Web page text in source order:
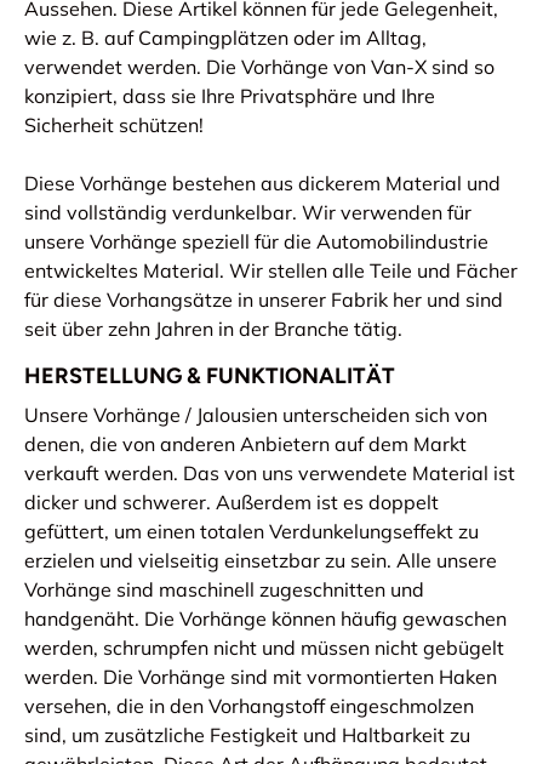
Aussehen. Diese Artikel können für jede Gelegenheit,
wie z. B. auf Campingplätzen oder im Alltag,
verwendet werden. Die Vorhänge von Van-X sind so
konzipiert, dass sie Ihre Privatsphäre und Ihre
Sicherheit schützen!
Diese Vorhänge bestehen aus dickerem Material und
sind vollständig verdunkelbar. Wir verwenden für
unsere Vorhänge speziell für die Automobilindustrie
entwickeltes Material. Wir stellen alle Teile und Fächer
für diese Vorhangsätze in unserer Fabrik her und sind
seit über zehn Jahren in der Branche tätig.
HERSTELLUNG & FUNKTIONALITÄT
Unsere Vorhänge / Jalousien unterscheiden sich von
denen, die von anderen Anbietern auf dem Markt
verkauft werden. Das von uns verwendete Material ist
dicker und schwerer. Außerdem ist es doppelt
gefüttert, um einen totalen Verdunkelungseffekt zu
erzielen und vielseitig einsetzbar zu sein. Alle unsere
Vorhänge sind maschinell zugeschnitten und
handgenäht. Die Vorhänge können häufig gewaschen
werden, schrumpfen nicht und müssen nicht gebügelt
werden. Die Vorhänge sind mit vormontierten Haken
versehen, die in den Vorhangstoff eingeschmolzen
sind, um zusätzliche Festigkeit und Haltbarkeit zu